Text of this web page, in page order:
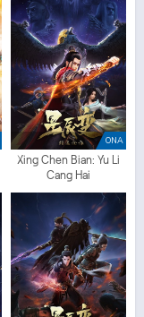
ONA
Xing Chen Bian: Yu Li
Cang Hai